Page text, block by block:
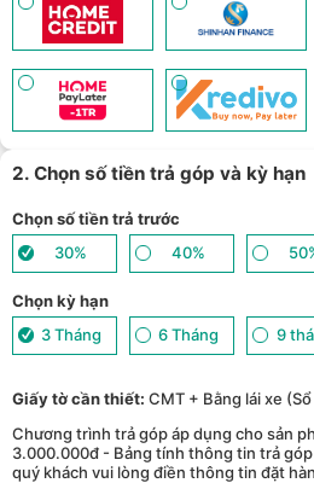
2. Chọn số tiền trả góp và kỳ hạn
Chọn số tiền trả trước
30%
40%
Chọn kỳ hạn
3 Tháng
6 Tháng 9
Giấy tờ cần thiết: CMT + Bằng lái xe
Chương trình trả góp áp dụng cho sản
3.000.000đ - Bảng tính thông tin trả
quý khách vui lòng điền thông tin đặt